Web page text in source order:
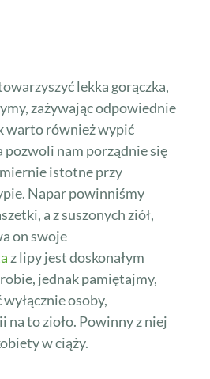
lekka gorączka,
zażywając odpowiednie
warto również wypić
pozwoli nam porządnie się
istotne przy
Napar powinniśmy
a z suszonych ziół,
on swoje
z lipy jest doskonałym
jednak pamiętajmy,
osoby,
na to zioło. Powinny z niej
w ciąży.